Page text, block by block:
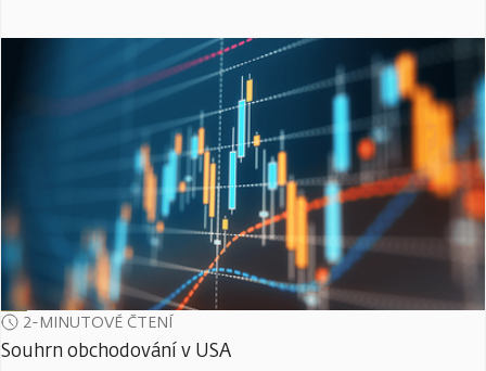
2-MINUTOVÉ ČTENÍ
Souhrn obchodování v USA